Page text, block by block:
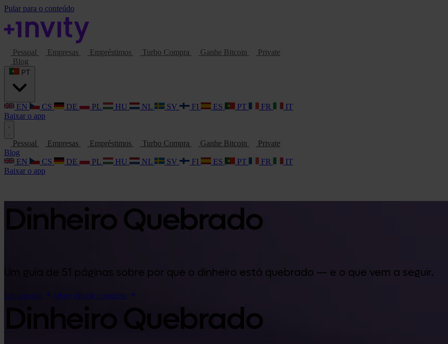
Pular para o conteúdo
Pessoal Empresas Empréstimos Turbo Compra Ganhe Bitcoin
Private
Blog
EN CS DE PL HU NL SV FI ES PT FR
IT
Baixar o app
Pessoal Empresas Empréstimos Turbo Compra Ganhe Bitcoin
Private
Blog
EN
CS DE PL HU NL SV FI ES PT FR
IT
Baixar o app
Dinheiro Quebrado
Um guia de 51 páginas sobre por que o dinheiro está quebrado — e o que vem a seguir.
Ler amostra Obter eBook completo
Dinheiro Quebrado